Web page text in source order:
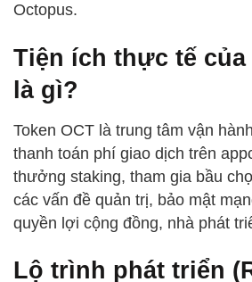
Octopus.
Tiện ích thực tế của
là gì?
Token OCT là trung tâm vận
thanh toán phí giao dịch trên
thưởng staking, tham gia bầu
các vấn đề quản trị, bảo mật
quyền lợi cộng đồng, nhà phát
Lộ trình phát triển